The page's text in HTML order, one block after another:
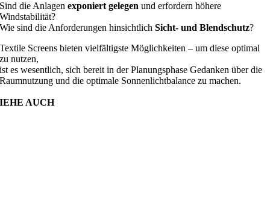
Sind die Anlagenexponiert gelegen und erfordern höhere
Windstabilität?
Wie sind die Anforderungen hinsichtlichSicht- und Blendschutz?
Textile Screens bieten vielfältigste Möglichkeiten – um diese optimal
zu nutzen,
ist es wesentlich, sich bereit in der Planungsphase Gedanken über die
Raumnutzung und die optimale Sonnenlichtbalance zu machen.
AUCH